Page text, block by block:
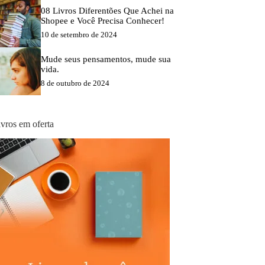
08 Livros Diferentões Que Achei na
Shopee e Você Precisa Conhecer!
10 de setembro de 2024
Mude seus pensamentos, mude sua
vida.
8 de outubro de 2024
em oferta